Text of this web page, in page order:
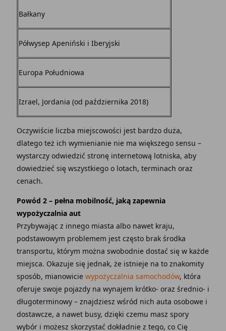
Bałkany
Półwysep Apeniński i Iberyjski
Europa Południowa
Izrael, Jordania (od października 2018)
Oczywiście liczba miejscowości jest bardzo duża,
dlatego też ich wymienianie nie ma większego sensu –
wystarczy odwiedzić stronę internetową lotniska, aby
dowiedzieć się wszystkiego o lotach, terminach oraz
cenach.
Powód 2 – pełna mobilność, jaką zapewnia
wypożyczalnia aut
Przybywając z innego miasta albo nawet kraju,
podstawowym problemem jest często brak środka
transportu, którym można swobodnie dostać się w każde
miejsca. Okazuje się jednak, że istnieje na to znakomity
sposób, mianowicie wypożyczalnia samochodów, która
oferuje swoje pojazdy na wynajem krótko- oraz średnio- i
długoterminowy – znajdziesz wśród nich auta osobowe i
dostawcze, a nawet busy, dzięki czemu masz spory
wybór i możesz skorzystać dokładnie z tego, co Cię